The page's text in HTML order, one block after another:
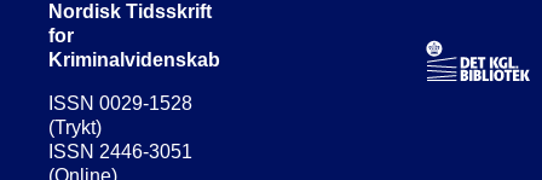
Nordisk Tidsskrift
for
Kriminalvidenskab
ISSN 0029-1528
(Trykt)
ISSN 2446-3051